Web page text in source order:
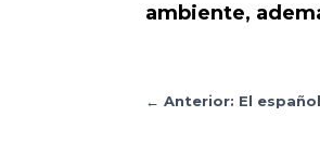
ambiente,
←Anterior: El